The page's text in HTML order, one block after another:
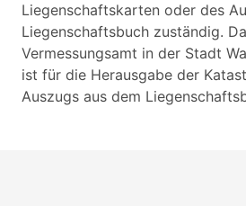
Liegenschaftskarten oder des
Liegenschaftsbuch zuständig.
Vermessungsamt in der Stadt
ist für die Herausgabe der
Auszugs aus dem